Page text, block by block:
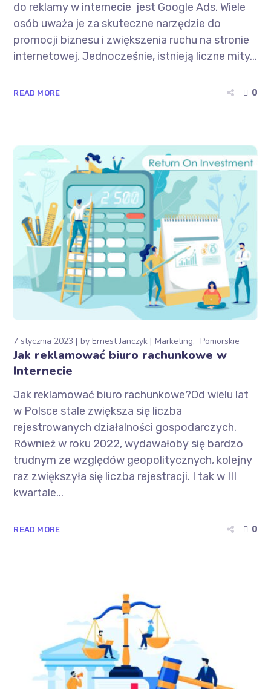
do reklamy w internecie jest Google Ads. Wiele
osób uważa je za skuteczne narzędzie do
promocji biznesu i zwiększenia ruchu na stronie
internetowej. Jednocześnie, istnieją liczne mity...
READ MORE 0
7 stycznia 2023 byErnest Janczyk Marketing Pomorskie
Jak reklamować biuro rachunkowe w
Internecie
Jak reklamować biuro rachunkowe?Od wielu lat
w Polsce stale zwiększa się liczba
rejestrowanych działalności gospodarczych.
Również w roku 2022, wydawałoby się bardzo
trudnym ze względów geopolitycznych, kolejny
raz zwiększyła się liczba rejestracji. I tak w III
kwartale...
READ MORE 0